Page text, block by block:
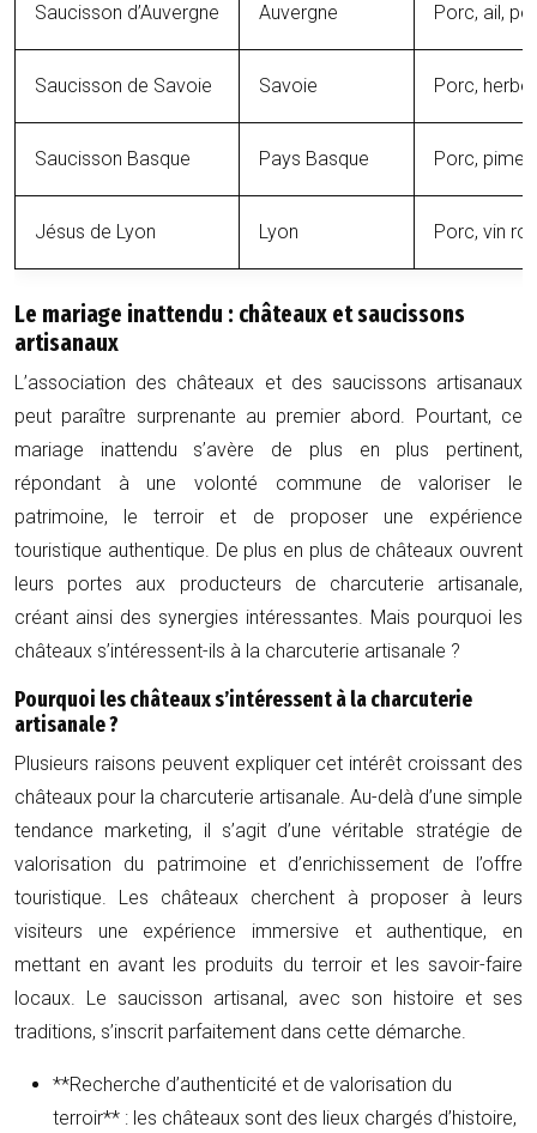
Saucisson d’Auvergne Auvergne Porc, ail,
Saucisson de Savoie Savoie Porc,
Saucisson Basque Pays Basque Porc,
Jésus de Lyon Lyon Porc, vin
Le mariage inattendu : châteaux et saucissons
artisanaux
L’association des châteaux et des saucissons artisanaux
peut paraître surprenante au premier abord. Pourtant, ce
mariage inattendu s’avère de plus en plus pertinent,
répondant à une volonté commune de valoriser le
patrimoine, le terroir et de proposer une expérience
touristique authentique. De plus en plus de châteaux ouvrent
leurs portes aux producteurs de charcuterie artisanale,
créant ainsi des synergies intéressantes. Mais pourquoi les
châteaux s’intéressent-ils à la charcuterie artisanale ?
Pourquoi les châteaux s’intéressent à la charcuterie
artisanale ?
Plusieurs raisons peuvent expliquer cet intérêt croissant des
châteaux pour la charcuterie artisanale. Au-delà d’une simple
tendance marketing, il s’agit d’une véritable stratégie de
valorisation du patrimoine et d’enrichissement de l’offre
touristique. Les châteaux cherchent à proposer à leurs
visiteurs une expérience immersive et authentique, en
mettant en avant les produits du terroir et les savoir-faire
locaux. Le saucisson artisanal, avec son histoire et ses
traditions, s’inscrit parfaitement dans cette démarche.
**Recherche d’authenticité et de valorisation du
terroir** : les châteaux sont des lieux chargés d’histoire,